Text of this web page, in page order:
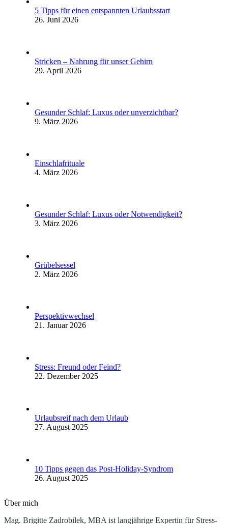
5 Tipps für einen entspannten Urlaubsstart
26. Juni 2026
Stricken – Nahrung für unser Gehirn
29. April 2026
Gesunder Schlaf: Luxus oder unverzichtbar?
9. März 2026
Einschlafrituale
4. März 2026
Gesunder Schlaf: Luxus oder Notwendigkeit?
3. März 2026
Grübelsessel
2. März 2026
Perspektivwechsel
21. Januar 2026
Stress: Freund oder Feind?
22. Dezember 2025
Urlaubsreif nach dem Urlaub
27. August 2025
10 Tipps gegen das Post-Holiday-Syndrom
26. August 2025
Über mich
Mag. Brigitte Zadrobilek, MBA ist langjährige Expertin für Stress-